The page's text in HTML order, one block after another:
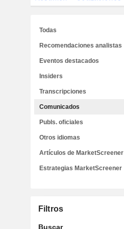
Todas
Recomendaciones analistas
Eventos destacados
Insiders
Transcripciones
Comunicados
Publs. oficiales
Otros idiomas
Artículos de MarketScreener
Estrategias MarketScreener
Filtros
Buscar